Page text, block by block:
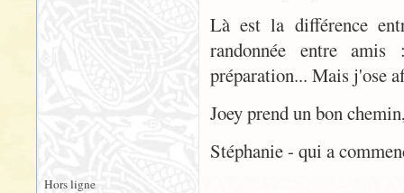
Là est la différence
randonnée entre
préparation... Mais j'ose
Joey prend un bon
Stéphanie - qui a
Hors ligne